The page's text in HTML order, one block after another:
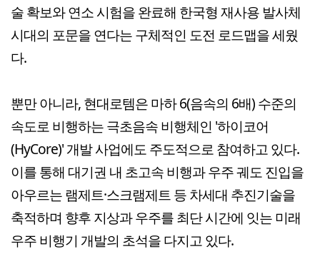
술 확보와 연소 시험을 완료해 한국형 재사용 발사체
시대의 포문을 연다는 구체적인 도전 로드맵을 세웠
다.
뿐만 아니라, 현대로템은 마하 6(음속의 6배) 수준의
속도로 비행하는 극초음속 비행체인 '하이코어
(HyCore)' 개발 사업에도 주도적으로 참여하고 있다.
이를 통해 대기권 내 초고속 비행과 우주 궤도 진입을
아우르는 램제트·스크램제트 등 차세대 추진기술을
축적하며 향후 지상과 우주를 최단 시간에 잇는 미래
우주 비행기 개발의 초석을 다지고 있다.